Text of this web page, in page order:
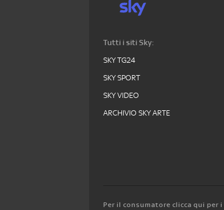
Tutti i siti Sky:
SKY TG24
SKY SPORT
SKY VIDEO
ARCHIVIO SKY ARTE
Per il consumatore clicca qui per i